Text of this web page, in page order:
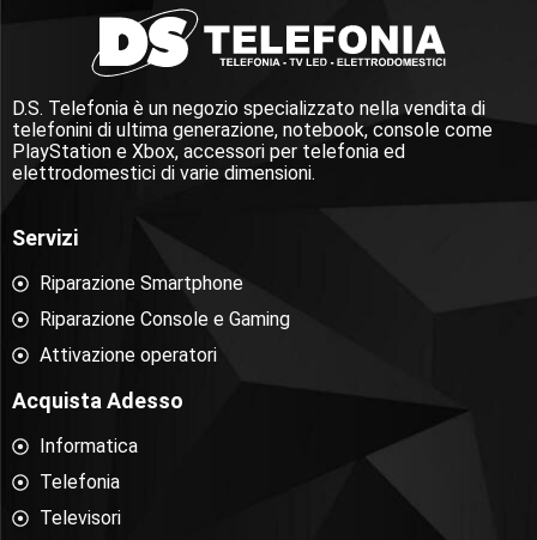
D.S. Telefonia è un negozio specializzato nella vendita di
telefonini di ultima generazione, notebook, console come
PlayStation e Xbox, accessori per telefonia ed
elettrodomestici di varie dimensioni.
Servizi
Riparazione Smartphone
Riparazione Console e Gaming
Attivazione operatori
Acquista Adesso
Informatica
Telefonia
Televisori